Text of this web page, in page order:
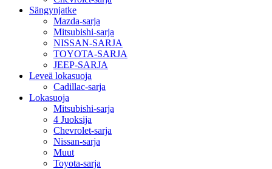
Sängynjatke
Mazda-sarja
Mitsubishi-sarja
NISSAN-SARJA
TOYOTA-SARJA
JEEP-SARJA
Leveä lokasuoja
Cadillac-sarja
Lokasuoja
Mitsubishi-sarja
4 Juoksija
Chevrolet-sarja
Nissan-sarja
Muut
Toyota-sarja